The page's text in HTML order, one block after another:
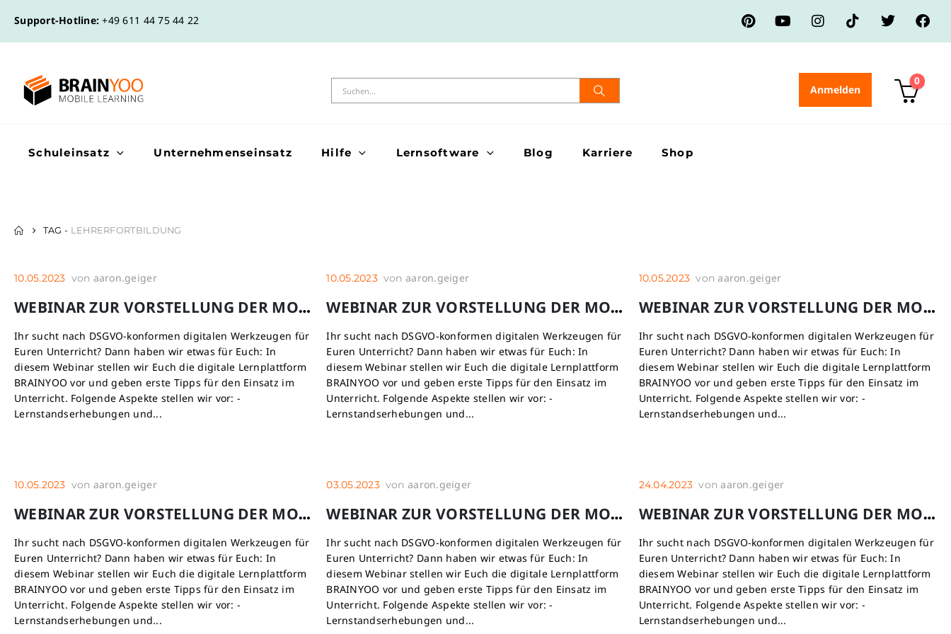
Support-Hotline: +49 611 44 75 44 22
Anmelden
0
Schuleinsatz Unternehmenseinsatz Hilfe Lernsoftware Blog Karriere Shop
TAG - LEHRERFORTBILDUNG
10.05.2023 von aaron.geiger
WEBINAR ZUR VORSTELLUNG DER MOBILEN LERNPLATTFORM BRAINYOO
Ihr sucht nach DSGVO-konformen digitalen Werkzeugen für
Euren Unterricht? Dann haben wir etwas für Euch: In
diesem Webinar stellen wir Euch die digitale Lernplattform
BRAINYOO vor und geben erste Tipps für den Einsatz im
Unterricht. Folgende Aspekte stellen wir vor: -
Lernstandserhebungen und...
10.05.2023 von aaron.geiger
WEBINAR ZUR VORSTELLUNG DER MOBILEN LERNPLATTFORM BRAINYOO
Ihr sucht nach DSGVO-konformen digitalen Werkzeugen für
Euren Unterricht? Dann haben wir etwas für Euch: In
diesem Webinar stellen wir Euch die digitale Lernplattform
BRAINYOO vor und geben erste Tipps für den Einsatz im
Unterricht. Folgende Aspekte stellen wir vor: -
Lernstandserhebungen und...
10.05.2023 vonaaron.geiger
WEBINAR ZUR VORSTELLUNG DER MOBILEN LERNPLATTFORM BRAINYOO
Ihr sucht nach DSGVO-konformen digitalen Werkzeugen für
Euren Unterricht? Dann haben wir etwas für Euch: In
diesem Webinar stellen wir Euch die digitale Lernplattform
BRAINYOO vor und geben erste Tipps für den Einsatz im
Unterricht. Folgende Aspekte stellen wir vor: -
Lernstandserhebungen und...
10.05.2023 von aaron.geiger
WEBINAR ZUR VORSTELLUNG DER MOBILEN LERNPLATTFORM BRAINYOO
Ihr sucht nach DSGVO-konformen digitalen Werkzeugen für
Euren Unterricht? Dann haben wir etwas für Euch: In
diesem Webinar stellen wir Euch die digitale Lernplattform
BRAINYOO vor und geben erste Tipps für den Einsatz im
Unterricht. Folgende Aspekte stellen wir vor: -
Lernstandserhebungen und...
03.05.2023 von aaron.geiger
WEBINAR ZUR VORSTELLUNG DER MOBILEN LERNPLATTFORM BRAINYOO
Ihr sucht nach DSGVO-konformen digitalen Werkzeugen für
Euren Unterricht? Dann haben wir etwas für Euch: In
diesem Webinar stellen wir Euch die digitale Lernplattform
BRAINYOO vor und geben erste Tipps für den Einsatz im
Unterricht. Folgende Aspekte stellen wir vor: -
Lernstandserhebungen und...
24.04.2023 vonaaron.geiger
WEBINAR ZUR VORSTELLUNG DER MOBILEN LERNPLATTFORM BRAINYOO
Ihr sucht nach DSGVO-konformen digitalen Werkzeugen für
Euren Unterricht? Dann haben wir etwas für Euch: In
diesem Webinar stellen wir Euch die digitale Lernplattform
BRAINYOO vor und geben erste Tipps für den Einsatz im
Unterricht. Folgende Aspekte stellen wir vor: -
Lernstandserhebungen und...